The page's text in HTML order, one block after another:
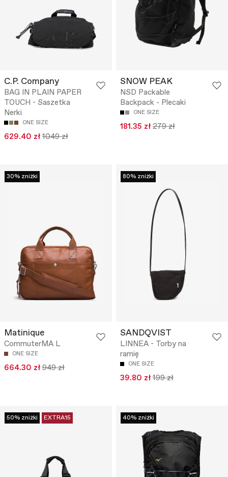
C.P. Company
BAG IN PLAIN PAPER
TOUCH - Saszetka
Nerki
ONE SIZE
629.40 zł 1049 zł
SNOW PEAK
NSD Packable
Backpack - Plecaki
ONE SIZE
181.35 zł 279 zł
30% zniżki
Matinique
CommuterMA L
ONE SIZE
664.30 zł 949 zł
80% zniżki
SANDQVIST
LINNEA - Torby na
ramię
ONE SIZE
39.80 zł 199 zł
50% zniżki EXTRA15 40% zniżki